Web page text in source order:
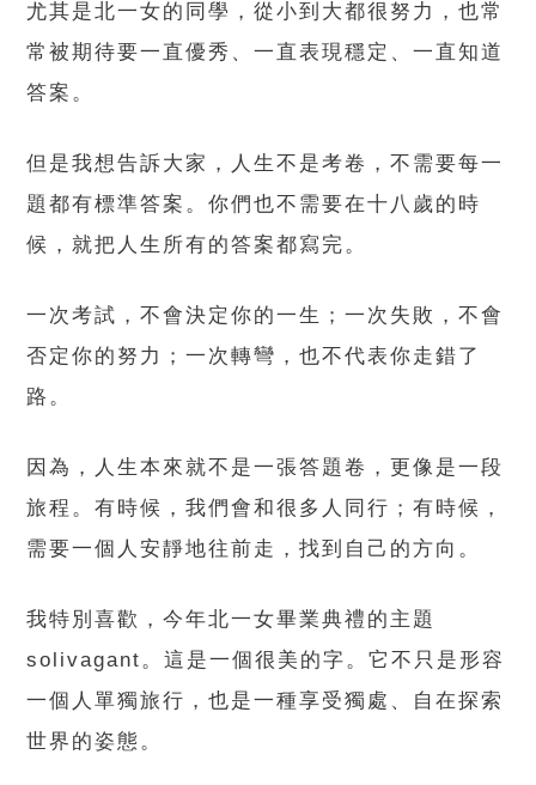
尤其是北一女的同學，從小到大都很努力，也常
常被期待要一直優秀、一直表現穩定、一直知道
答案。
但是我想告訴大家，人生不是考卷，不需要每一
題都有標準答案。你們也不需要在十八歲的時
候，就把人生所有的答案都寫完。
一次考試，不會決定你的一生；一次失敗，不會
否定你的努力；一次轉彎，也不代表你走錯了
路。
因為，人生本來就不是一張答題卷，更像是一段
旅程。有時候，我們會和很多人同行；有時候，
需要一個人安靜地往前走，找到自己的方向。
我特別喜歡，今年北一女畢業典禮的主題
solivagant。這是一個很美的字。它不只是形容
一個人單獨旅行，也是一種享受獨處、自在探索
世界的姿態。